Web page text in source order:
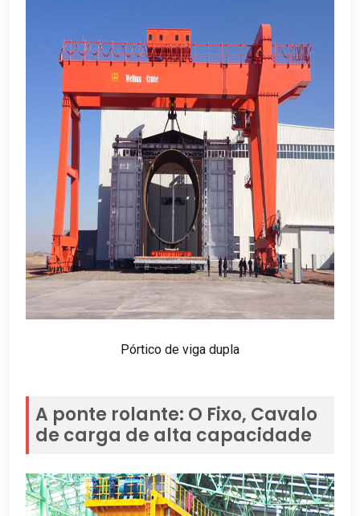
Pórtico de viga dupla
A ponte rolante: O Fixo, Cavalo
de carga de alta capacidade